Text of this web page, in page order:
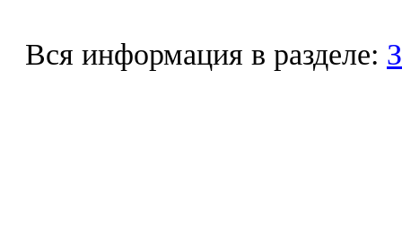
Вся информация в разделе: